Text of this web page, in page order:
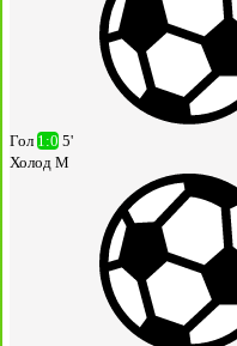
Гол 1:0 5'
Холод М